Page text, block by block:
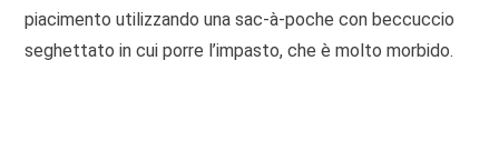
piacimento utilizzando una sac-à-poche con beccuccio
seghettato in cui porre l’impasto, che è molto morbido.